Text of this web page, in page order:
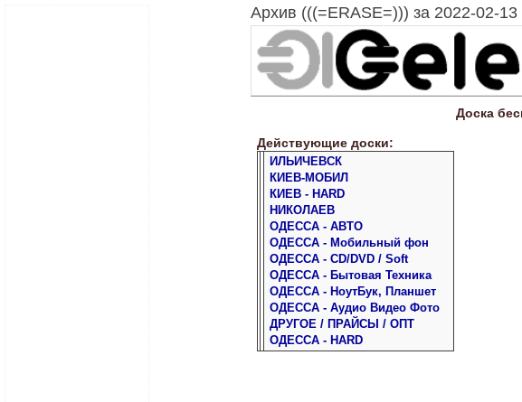
Архив (((=ERASE=))) за 2022-02-
Доска
Действующие доски:
ИЛЬИЧЕВСК
КИЕВ-МОБИЛ
КИЕВ - HARD
НИКОЛАЕВ
ОДЕССА - АВТО
ОДЕССА - Мобильный фон
ОДЕССА - CD/DVD / Soft
ОДЕССА - Бытовая Техника
ОДЕССА - НоутБук, Планшет
ОДЕССА - Аудио Видео Фото
ДРУГОЕ / ПРАЙСЫ / ОПТ
ОДЕССА - HARD